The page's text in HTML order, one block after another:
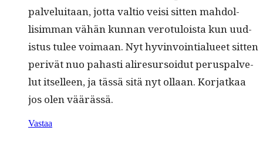
palveluitaan, jot­ta val­tio veisi sit­ten mah­dol­
lisim­man vähän kun­nan vero­tu­loista kun uud­
is­tus tulee voimaan. Nyt hyv­in­voin­tialueet sit­ten
perivät nuo pahasti aliresur­soidut perus­palve­
lut itselleen, ja tässä sitä nyt ollaan. Kor­jatkaa
jos olen väärässä.
Vastaa